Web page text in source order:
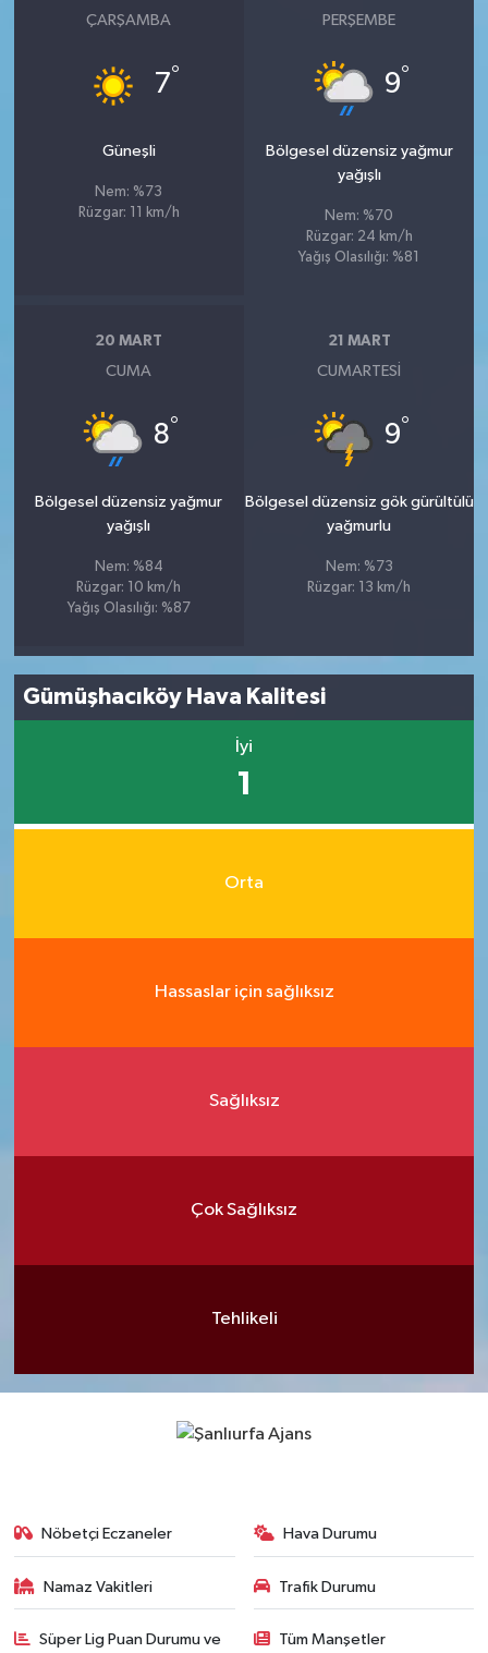
ÇARŞAMBA
7°
Güneşli
Nem: %73
Rüzgar: 11 km/h
PERŞEMBE
9°
Bölgesel düzensiz yağmur
yağışlı
Nem: %70
Rüzgar: 24 km/h
Yağış Olasılığı: %81
20 MART
CUMA
8°
Bölgesel düzensiz yağmur
yağışlı
Nem: %84
Rüzgar: 10 km/h
Yağış Olasılığı: %87
21 MART
CUMARTESI
9°
Bölgesel düzensiz gök gürültülü
yağmurlu
Nem: %73
Rüzgar: 13 km/h
Gümüşhacıköy Hava Kalitesi
İyi
1
Orta
Hassaslar için sağlıksız
Sağlıksız
Çok Sağlıksız
Tehlikeli
Nöbetçi Eczaneler Hava Durumu
Namaz Vakitleri Trafik Durumu
Süper Lig Puan Durumu ve Tüm Manşetler